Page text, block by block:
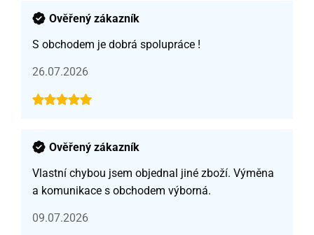
Ověřený zákazník
S obchodem je dobrá spolupráce !
26.07.2026
Ověřený zákazník
Vlastní chybou jsem objednal jiné zboží. Výměna
a komunikace s obchodem výborná.
09.07.2026